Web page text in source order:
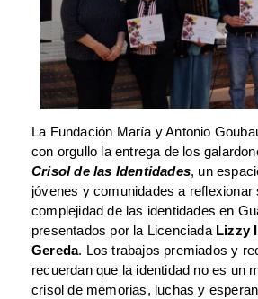
La Fundación María y Antonio
con orgullo la entrega de los
Crisol de las Identidades, un
jóvenes y comunidades a reflexionar
complejidad de las identidades en
presentados por la Licenciada Lizzy
Gereda. Los trabajos premiados y
recuerdan que la identidad no es un
crisol de memorias, luchas y